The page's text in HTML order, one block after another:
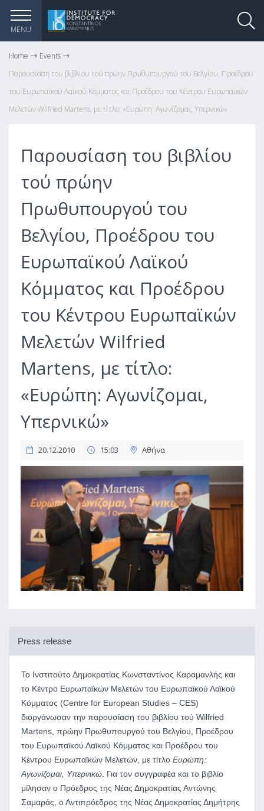
MENU
Home
Events
Παρουσίαση του βιβλίου τού πρώην Πρωθυπουργού του Βελγίου, Προέδρου
του Ευρωπαϊκού Λαϊκού Κόμματος και Προέδρου του Κέντρου Ευρωπαϊκών
Μελετών Wilfried Martens, με τίτλο: «Ευρώπη: Αγωνίζομαι, Υπερνικώ»
Παρουσίαση του βιβλίου
τού πρώην
Πρωθυπουργού του
Βελγίου, Προέδρου του
Ευρωπαϊκού Λαϊκού
Κόμματος και Προέδρου
του Κέντρου Ευρωπαϊκών
Μελετών Wilfried
Martens, με τίτλο:
«Ευρώπη: Αγωνίζομαι,
Υπερνικώ»
20.12.2010 15:03 Αθήνα
Press release
Το Ινστιτούτο Δημοκρατίας Κωνσταντίνος Καραμανλής και
το Κέντρο Ευρωπαϊκών Μελετών του Ευρωπαϊκού Λαϊκού
Κόμματος (Centre for European Studies – CES)
διοργάνωσαν την παρουσίαση του βιβλίου τού Wilfried
Martens, πρώην Πρωθυπουργού του Βελγίου, Προέδρου
του Ευρωπαϊκού Λαϊκού Κόμματος και Προέδρου του
Κέντρου Ευρωπαϊκών Μελετών, με τίτλο Ευρώπη:
Αγωνίζομαι, Υπερνικώ. Για τον συγγραφέα και το βιβλίο
μίλησαν ο Πρόεδρος της Νέας Δημοκρατίας Αντώνης
Σαμαράς, ο Αντιπρόεδρος της Νέας Δημοκρατίας Δημήτρης